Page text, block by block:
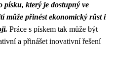
písku, který je dostupný ve
může přinést ekonomický růst i
Práce s pískem tak může být
a přinášet inovativní řešení